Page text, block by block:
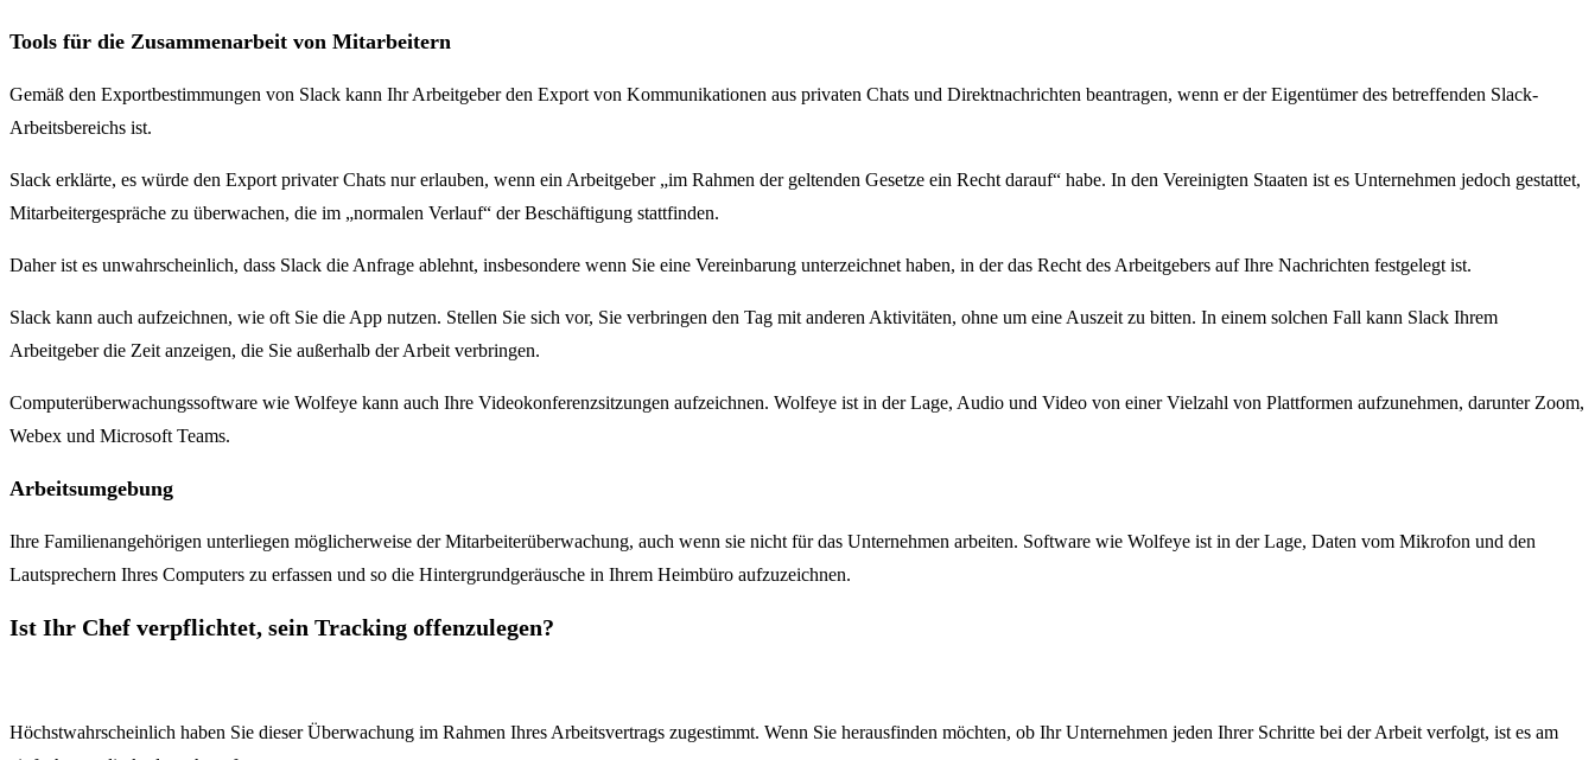
Tools für die Zusammenarbeit von Mitarbeitern
Gemäß den Exportbestimmungen von Slack kann Ihr Arbeitgeber den Export von Kommunikationen aus privaten Chats und Direktnachrichten beantragen, wenn er der Eigentümer des betreffenden Slack-
Arbeitsbereichs ist.
Slack erklärte, es würde den Export privater Chats nur erlauben, wenn ein Arbeitgeber „im Rahmen der geltenden Gesetze ein Recht darauf“ habe. In den Vereinigten Staaten ist es Unternehmen jedoch gestattet,
Mitarbeitergespräche zu überwachen, die im „normalen Verlauf“ der Beschäftigung stattfinden.
Daher ist es unwahrscheinlich, dass Slack die Anfrage ablehnt, insbesondere wenn Sie eine Vereinbarung unterzeichnet haben, in der das Recht des Arbeitgebers auf Ihre Nachrichten festgelegt ist.
Slack kann auch aufzeichnen, wie oft Sie die App nutzen. Stellen Sie sich vor, Sie verbringen den Tag mit anderen Aktivitäten, ohne um eine Auszeit zu bitten. In einem solchen Fall kann Slack Ihrem
Arbeitgeber die Zeit anzeigen, die Sie außerhalb der Arbeit verbringen.
Computerüberwachungssoftware wie Wolfeye kann auch Ihre Videokonferenzsitzungen aufzeichnen. Wolfeye ist in der Lage, Audio und Video von einer Vielzahl von Plattformen aufzunehmen, darunter Zoom,
Webex und Microsoft Teams.
Arbeitsumgebung
Ihre Familienangehörigen unterliegen möglicherweise der Mitarbeiterüberwachung, auch wenn sie nicht für das Unternehmen arbeiten. Software wie Wolfeye ist in der Lage, Daten vom Mikrofon und den
Lautsprechern Ihres Computers zu erfassen und so die Hintergrundgeräusche in Ihrem Heimbüro aufzuzeichnen.
Ist Ihr Chef verpflichtet, sein Tracking offenzulegen?
Höchstwahrscheinlich haben Sie dieser Überwachung im Rahmen Ihres Arbeitsvertrags zugestimmt. Wenn Sie herausfinden möchten, ob Ihr Unternehmen jeden Ihrer Schritte bei der Arbeit verfolgt, ist es am